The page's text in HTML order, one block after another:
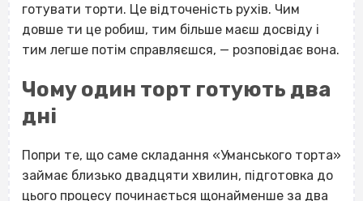
готувати торти. Це відточеність рухів. Чим
довше ти це робиш, тим більше маєш досвіду і
тим легше потім справляєшся, — розповідає вона.
Чому один торт готують два
дні
Попри те, що саме складання «Уманського торта»
займає близько двадцяти хвилин, підготовка до
цього процесу починається щонайменше за два